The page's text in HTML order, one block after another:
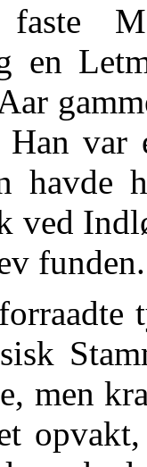
faste
en
Han
havde
ved
funden.
men